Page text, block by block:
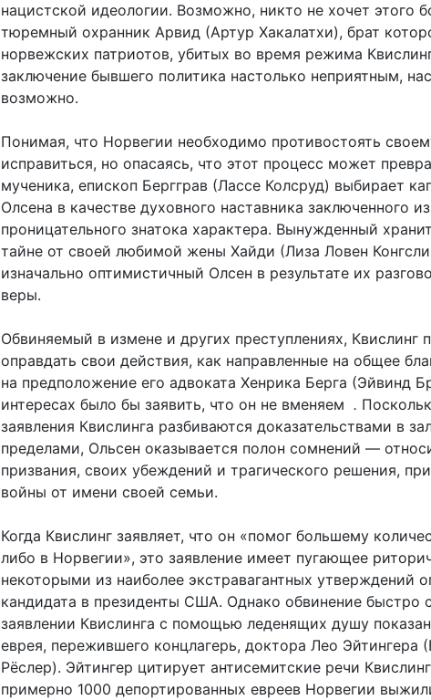
нацистской идеологии. Возможно, никто не хочет этого
тюремный охранник Арвид (Артур Хакалатхи), брат
норвежских патриотов, убитых во время режима
заключение бывшего политика настолько неприятным,
возможно.
Понимая, что Норвегии необходимо противостоять
исправиться, но опасаясь, что этот процесс может
мученика, епископ Бергграв (Лассе Колсруд) выбирает
Олсена в качестве духовного наставника заключенного
проницательного знатока характера. Вынужденный
тайне от своей любимой жены Хайди (Лиза Ловен
изначально оптимистичный Олсен в результате их
веры.
Обвиняемый в измене и других преступлениях, Квислинг
оправдать свои действия, как направленные на общее
на предположение его адвоката Хенрика Берга (Эйвинд
интересах было бы заявить, что он не вменяем .
заявления Квислинга разбиваются доказательствами в
пределами, Ольсен оказывается полон сомнений —
призвания, своих убеждений и трагического решения,
войны от имени своей семьи.
Когда Квислинг заявляет, что он «помог большему
либо в Норвегии», это заявление имеет пугающее
некоторыми из наиболее экстравагантных утверждений
кандидата в президенты США. Однако обвинение быстро
заявлении Квислинга с помощью леденящих душу
еврея, пережившего концлагерь, доктора Лео Эйтингера
Рёслер). Эйтингер цитирует антисемитские речи
примерно 1000 депортированных евреев Норвегии